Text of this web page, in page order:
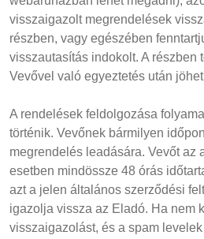
visszaigazolt megrendelések
részben, vagy egészében
visszautasítás indokolt. A részben
Vevővel való egyeztetés után
A rendelések feldolgozása
történik. Vevőnek bármilyen
megrendelés leadására. Vevőt az
esetben mindössze 48 órás
azt a jelen általános szerződési
igazolja vissza az Eladó. Ha nem
visszaigazolást, és a spam